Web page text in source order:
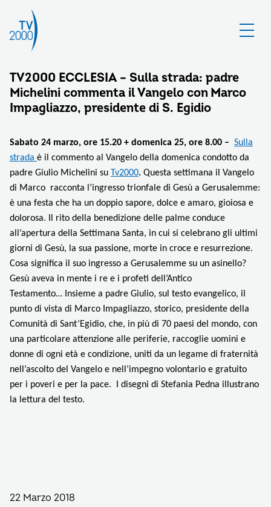
TV2000 ECCLESIA – Sulla strada: padre
Michelini commenta il Vangelo con Marco
Impagliazzo, presidente di S. Egidio
Sabato 24 marzo, ore 15.20 + domenica 25, ore 8.00 – Sulla
strada è il commento al Vangelo della domenica condotto da
padre Giulio Michelini su Tv2000. Questa settimana il Vangelo
di Marco racconta l’ingresso trionfale di Gesù a Gerusalemme:
è una festa che ha un doppio sapore, dolce e amaro, gioiosa e
dolorosa. Il rito della benedizione delle palme conduce
all’apertura della Settimana Santa, in cui si celebrano gli ultimi
giorni di Gesù, la sua passione, morte in croce e resurrezione.
Cosa significa il suo ingresso a Gerusalemme su un asinello?
Gesù aveva in mente i re e i profeti dell’Antico
Testamento… Insieme a padre Giulio, sul testo evangelico, il
punto di vista di Marco Impagliazzo, storico, presidente della
Comunità di Sant’Egidio, che, in più di 70 paesi del mondo, con
una particolare attenzione alle periferie, raccoglie uomini e
donne di ogni età e condizione, uniti da un legame di fraternità
nell’ascolto del Vangelo e nell’impegno volontario e gratuito
per i poveri e per la pace.
I disegni di Stefania Pedna illustrano
la lettura del testo.
22 Marzo 2018